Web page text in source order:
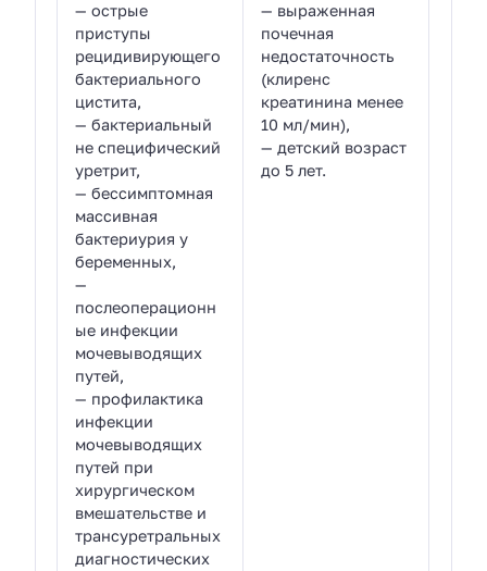
— острые
приступы
рецидивирующего
бактериального
цистита,
— бактериальный
не специфический
уретрит,
— бессимптомная
массивная
бактериурия у
беременных,
—
послеоперационн
ые инфекции
мочевыводящих
путей,
— профилактика
инфекции
мочевыводящих
путей при
хирургическом
вмешательстве и
трансуретральных
диагностических
— выраженная
почечная
недостаточность
(клиренс
креатинина менее
10 мл/мин),
— детский возраст
до 5 лет.